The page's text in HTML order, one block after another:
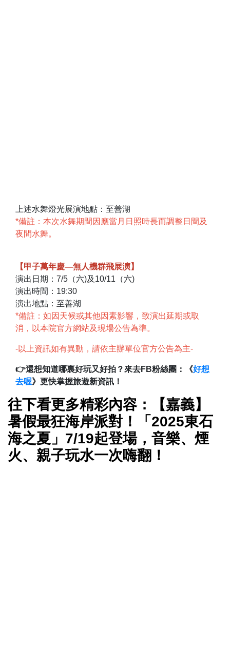
上述水舞燈光展演地點：至善湖
*備註：本次水舞期間因應當月日照時長而調整日間及
夜間水舞。
【甲子萬年慶—無人機群飛展演】
演出日期：7/5（六)及10/11（六)
演出時間：19:30
演出地點：至善湖
*備註：如因天候或其他因素影響，致演出延期或取
消，以本院官方網站及現場公告為準。
-以上資訊如有異動，請依主辦單位官方公告為主-
👉還想知道哪裏好玩又好拍？來去FB粉絲團：《好想
去喔》更快掌握旅遊新資訊！
往下看更多精彩內容：【嘉義】
暑假最狂海岸派對！「2025東石
海之夏」7/19起登場，音樂、煙
火、親子玩水一次嗨翻！